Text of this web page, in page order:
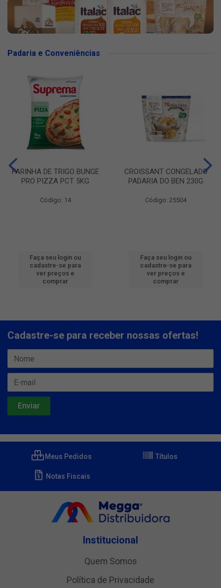
Padaria e Conveniências
FARINHA DE TRIGO BUNGE
PRO PIZZA PCT 5KG
Código: 14
Faça seu login ou
cadastre-se para
ver preços e
comprar
CROISSANT CONGELADO
PADARIA DO BEN 230G
Código: 25504
Faça seu login ou
cadastre-se para
ver preços e
comprar
Cadastre-se para receber nossas ofertas!
Meus Pedidos Títulos
Notas Fiscais
Institucional
Quem Somos
Política de Privacidade